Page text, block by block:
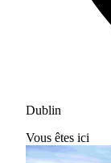
Dublin
Vous êtes ici